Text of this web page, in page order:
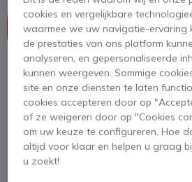
Dit product wordt niet meer
Dit product is vervangen door
netadapter 12W
Cleyver USB-A
9,95 € ex. BTW
Bekijk opvolger
cookies en vergelijkbare
waarmee we uw navigatie-ervaring
de prestaties van ons platform
analyseren, en gepersonaliseerde
kunnen weergeven. Sommige
site en onze diensten te laten
cookies accepteren door op
of ze weigeren door op "Cookies
om uw keuze te configureren. Hoe
altijd voor klaar en helpen u graag
u zoekt!